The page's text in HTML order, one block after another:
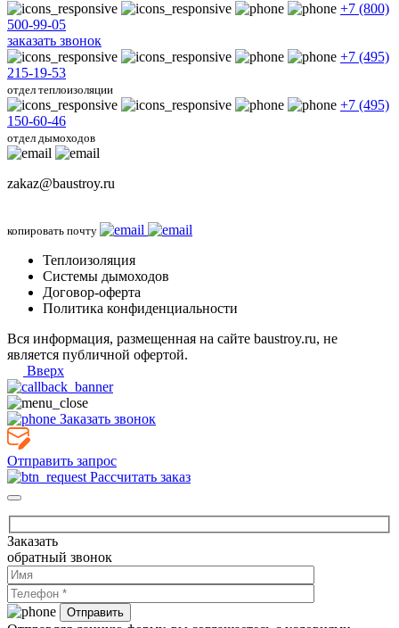
+7 (800)
500-99-05
заказать звонок
+7 (495)
215-19-53
отдел теплоизоляции
+7 (495)
150-60-46
отдел дымоходов
zakaz@baustroy.ru
копировать почту
Теплоизоляция
Системы дымоходов
Договор-оферта
Политика конфиденциальности
Вся информация, размещенная на сайте baustroy.ru, не
является публичной офертой.
Вверх
Заказать звонок
Отправить запрос
Рассчитать заказ
Заказать
обратный звонок